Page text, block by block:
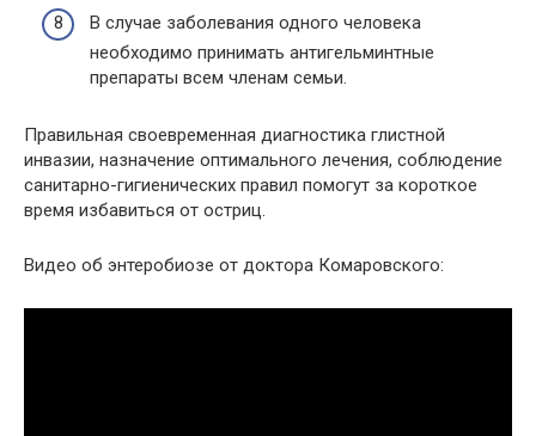
В случае заболевания одного человека
необходимо принимать антигельминтные
препараты всем членам семьи.
Правильная своевременная диагностика глистной
инвазии, назначение оптимального лечения, соблюдение
санитарно-гигиенических правил помогут за короткое
время избавиться от остриц.
Видео об энтеробиозе от доктора Комаровского: